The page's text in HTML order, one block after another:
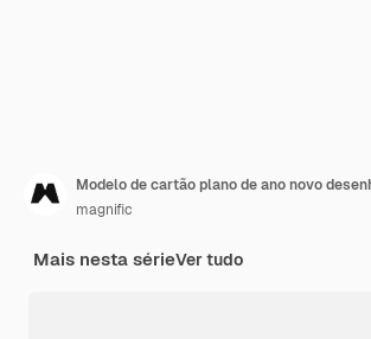
Modelo de cartão plano de ano novo
magnific
Mais nesta sérieVer tudo